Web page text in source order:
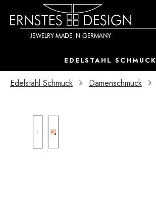
Hauptinhalt springen
Zur Suche springen
Zur Hauptnavigation springen
EDELSTAHL SCHMUCK
Edelstahl Schmuck Damenschmuck